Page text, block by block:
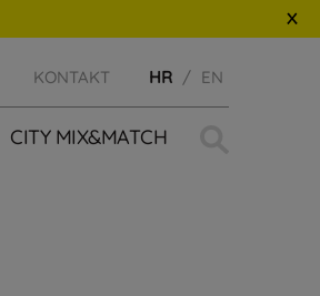
KONTAKT HR EN
CITY MIX&MATCH